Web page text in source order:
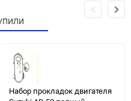
Набор прокладок двигателя